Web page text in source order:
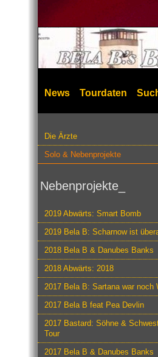
News Tourdaten
Die Ärzte
Solo & Nebenprojekte
Nebenprojekte_
2019 Abwärts: Smart Bomb
2019 Bela B: Scharnow ist
2018 Bela B & Danubes Banks
2018 Abwärts: 2018
2017 Bela B: Sartana war noch
2017 Bela B feat Pea Devlin
2017 Bastard: Söhne &
Tour
2017 Bela B & Danubes Banks